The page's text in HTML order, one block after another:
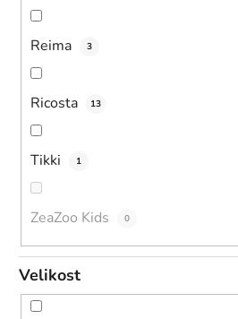
Reima 3
Ricosta 13
Tikki 1
ZeaZoo Kids 0
Velikost